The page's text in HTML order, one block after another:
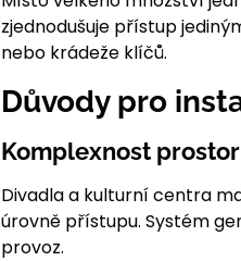
zjednodušuje přístup
nebo krádeže klíčů.
Důvody pro
Komplexnost prostor
Divadla a kulturní centra
úrovně přístupu. Systém
provoz.